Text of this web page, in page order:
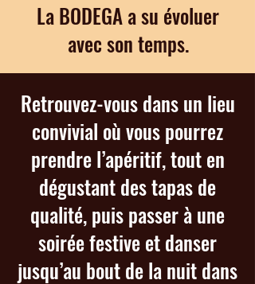
La BODEGA a su évoluer
avec son temps.
Retrouvez-vous dans un lieu
convivial où vous pourrez
prendre l’apéritif, tout en
dégustant des tapas de
qualité, puis passer à une
soirée festiveet danser
jusqu’au bout de la nuit dans